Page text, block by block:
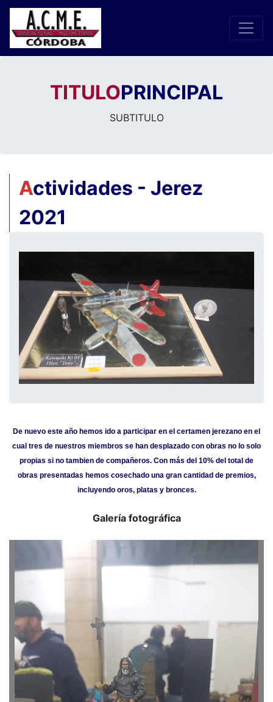
TITULOPRINCIPAL
SUBTITULO
Actividades - Jerez
2021
De nuevo este año hemos ido a participar en el certamen jerezano en el
cual tres de nuestros miembros se han desplazado con obras no lo solo
propias si no tambien de compañeros. Con más del 10% del total de
obras presentadas hemos cosechado una gran cantidad de premios,
incluyendo oros, platas y bronces.
Galería fotográfica